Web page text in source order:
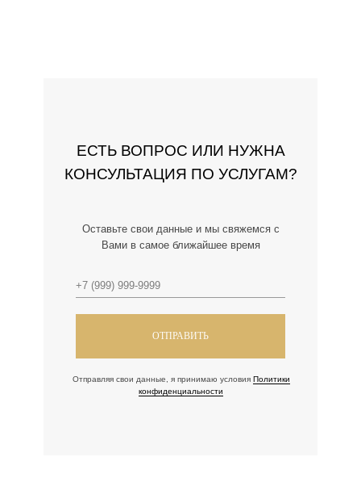
ОТПРАВИТЬ
ЕСТЬ ВОПРОС ИЛИ НУЖНА
КОНСУЛЬТАЦИЯ ПО УСЛУГАМ?
Оставьте свои данные и мы свяжемся с
Вами в самое ближайшее время
Отправляя свои данные, я принимаю условия Политики
конфиденциальности